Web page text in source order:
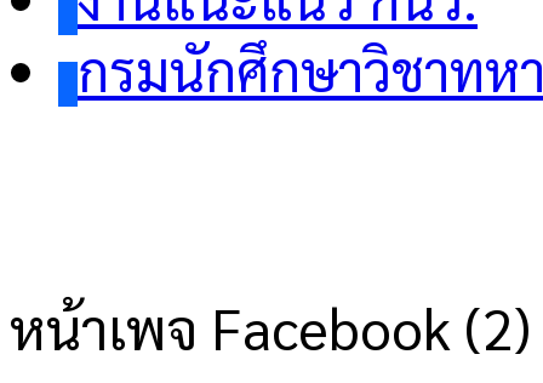
กรมนักศึกษาวิชาทห
หน้าเพจ Facebook (2)